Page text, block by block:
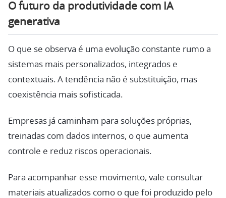
O futuro da produtividade com IA
generativa
O que se observa é uma evolução constante rumo a
sistemas mais personalizados, integrados e
contextuais. A tendência não é substituição, mas
coexistência mais sofisticada.
Empresas já caminham para soluções próprias,
treinadas com dados internos, o que aumenta
controle e reduz riscos operacionais.
Para acompanhar esse movimento, vale consultar
materiais atualizados como o que foi produzido pelo